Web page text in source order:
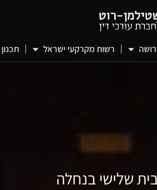
רשות מקרקעי ישראל
שלישי בנחלה